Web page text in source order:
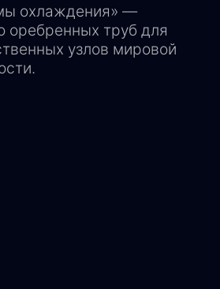
охлаждения» —
оребренных труб для
узлов мировой